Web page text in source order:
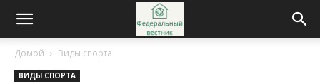
Домой Виды спорта
ВИДЫ СПОРТА